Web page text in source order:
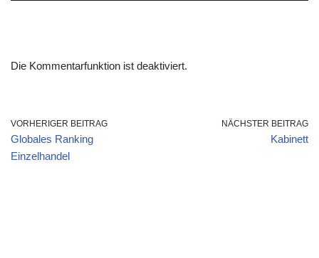
Die Kommentarfunktion ist deaktiviert.
VORHERIGER BEITRAG
Globales Ranking
Einzelhandel
NÄCHSTER BEITRAG
Kabinett